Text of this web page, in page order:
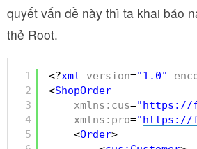
quyết vấn đề này thì ta khai báo
thẻ Root.
1
2
3
4
5
<?xml version="1.0"
<ShopOrder
xmlns:cus="https://
xmlns:pro="https://
<Order>